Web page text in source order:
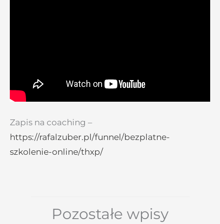
Zapis na coaching –
https://rafalzuber.pl/funnel/bezplatne-
szkolenie-online/thxp/
Pozostałe wpisy